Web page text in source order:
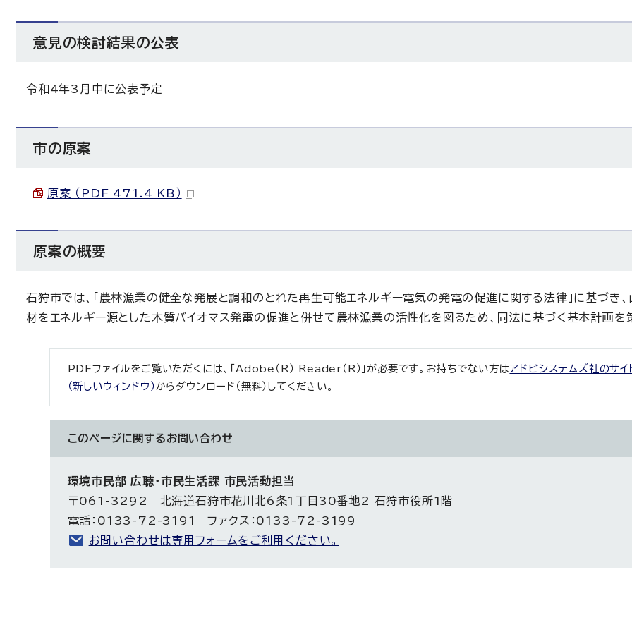
意見の検討結果の公表
令和4年3月中に公表予定
市の原案
原案 （PDF 471.4 KB）
原案の概要
石狩市では、「農林漁業の健全な発展と調和のとれた再生可能エネルギー電気の発電の促進に関する法律」に基づき、
材をエネルギー源とした木質バイオマス発電の促進と併せて農林漁業の活性化を図るため、同法に基づく基本計画を
PDFファイルをご覧いただくには、「Adobe（R） Reader（R）」が必要です。お持ちでない方はアドビシステムズ社のサイ
（新しいウィンドウ）からダウンロード（無料）してください。
このページに関する お問い合わせ
環境市民部 広聴・市民生活課 市民活動担当
〒061-3292 北海道石狩市花川北6条1丁目30番地2 石狩市役所1階
電話：0133-72-3191 ファクス：0133-72-3199
お問い合わせは専用フォームをご利用ください。